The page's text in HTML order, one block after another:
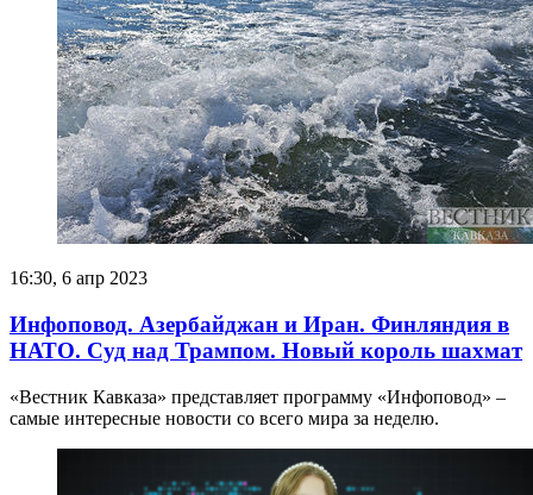
16:30, 6 апр 2023
Инфоповод. Азербайджан и Иран. Финляндия в
НАТО. Суд над Трампом. Новый король шахмат
«Вестник Кавказа» представляет программу «Инфоповод» –
самые интересные новости со всего мира за неделю.